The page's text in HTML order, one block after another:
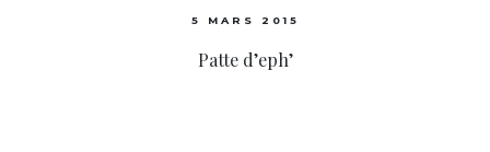
5 MARS 2015
Patte d’eph’